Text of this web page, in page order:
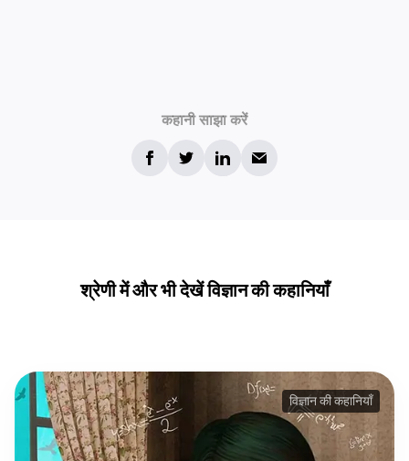
कहानी साझा करें
श्रेणी में और भी देखें विज्ञान की कहानियाँ
विज्ञान की कहानियाँ